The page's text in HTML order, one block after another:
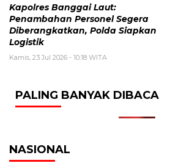
Kapolres Banggai Laut:
Penambahan Personel Segera
Diberangkatkan, Polda Siapkan
Logistik
Kamis, 23 Jul 2026 - 10:18 WITA
PALING BANYAK DIBACA
NASIONAL